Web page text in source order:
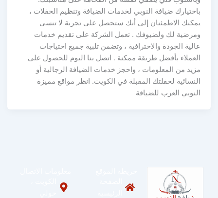
باختيارك ضيافة النوبي لخدمات الضيافة وتنظيم الحفلات ،
يمكنك الاطمئنان إلى أنك ستحصل على تجربة لا تنسى
ومرضية لك ولضيوفك . تعمل الشركة على تقديم خدمات
عالية الجودة والاحترافية ، وتضمن تلبية جميع احتياجات
العملاء بأفضل طريقة ممكنة . اتصل بنا اليوم للحصول على
مزيد من المعلومات ، واحجز خدمات الضيافة الرجالية أو
النسائية لحفلتك المقبلة في الكويت. انظر مواقع مميزة
النوبي العرب للضيافة
الرئيسية